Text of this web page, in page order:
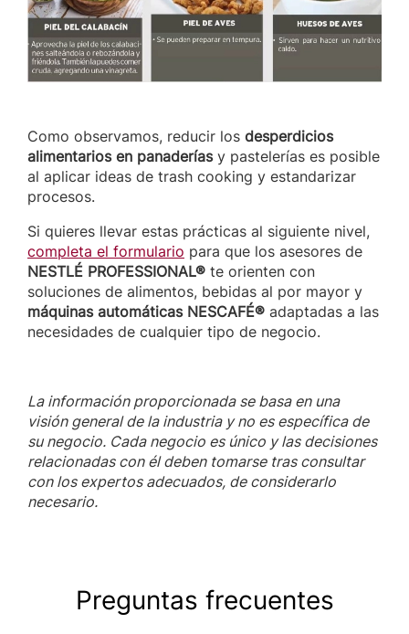
Como observamos, reducir los desperdicios
alimentarios en panaderíasy pastelerías es posible
al aplicar ideas de trash cooking y estandarizar
procesos.
Si quieres llevar estas prácticas al siguiente nivel,
completa el formulario para que los asesores de
NESTLÉ PROFESSIONAL® te orienten con
soluciones de alimentos, bebidas al por mayor y
máquinas automáticas NESCAFÉ® adaptadas a las
necesidades de cualquier tipo de negocio.
La información proporcionada se basa en una
visión general de la industria y no es específica de
su negocio. Cada negocio es único y las decisiones
relacionadas con él deben tomarse tras consultar
con los expertos adecuados, de considerarlo
necesario.
Preguntas frecuentes